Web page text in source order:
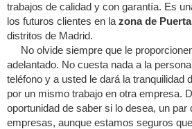
trabajos de calidad y con garantía. Es
los futuros clientes en la zona de
distritos de Madrid.
No olvide siempre que le
adelantado. No cuesta nada a la
teléfono y a usted le dará la tranquilidad
por un mismo trabajo en otra empresa.
oportunidad de saber si lo desea, un par
empresas, aunque estamos seguros